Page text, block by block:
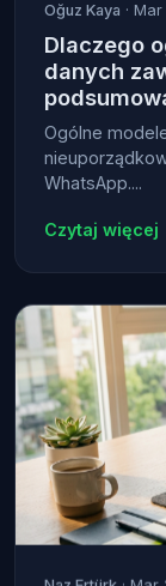
Oğuz Kaya ·
Dlaczego
danych
Ogólne
WhatsApp....
Czytaj więcej